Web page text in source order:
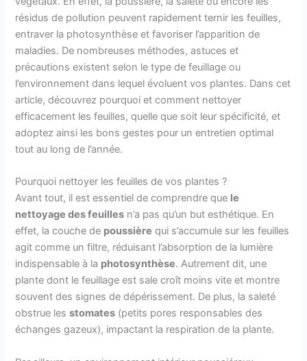
résidus de pollution peuvent rapidement ternir les feuilles,
entraver la photosynthèse et favoriser l’apparition de
maladies. De nombreuses méthodes, astuces et
précautions existent selon le type de feuillage ou
l’environnement dans lequel évoluent vos plantes. Dans cet
article, découvrez pourquoi et comment nettoyer
efficacement les feuilles, quelle que soit leur spécificité, et
adoptez ainsi les bons gestes pour un entretien optimal
tout au long de l’année.
Pourquoi nettoyer les feuilles de vos plantes ?
Avant tout, il est essentiel de comprendre que le
nettoyage des feuilles n’a pas qu’un but esthétique. En
effet, la couche de poussière qui s’accumule sur les feuilles
agit comme un filtre, réduisant l’absorption de la lumière
indispensable à la photosynthèse. Autrement dit, une
plante dont le feuillage est sale croît moins vite et montre
souvent des signes de dépérissement. De plus, la saleté
obstrue lesstomates (petits pores responsables des
échanges gazeux), impactant la respiration de la plante.